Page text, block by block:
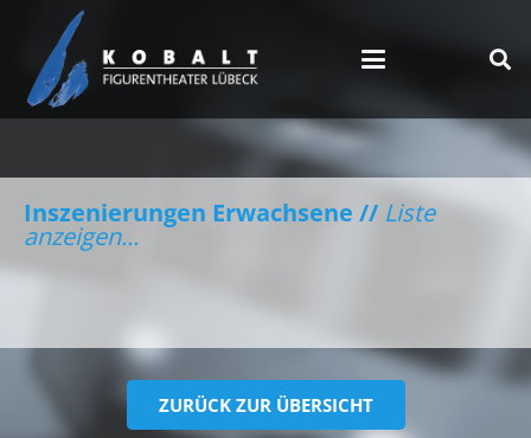
Inszenierungen Erwachsene // Liste
anzeigen...
ZURÜCK ZUR ÜBERSICHT